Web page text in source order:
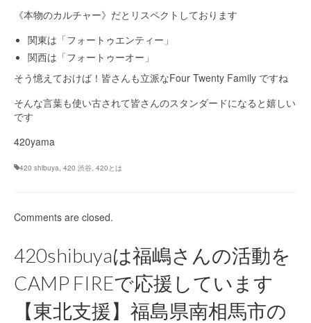
《本物のカルチャー》だとリスペクトしております
関東は「フォートゥエンティー」
関西は「フォートゥーオー」
そう憶えておけば！皆さんも立派なFour Twenty Family ですね
そんな言葉も使い古されて皆さんのスタンダードになると嬉しい
です
420yama
420 shibuya 420 渋谷 420とは
Comments are closed.
420shibuyaは福嶋さんの活動を
CAMP FIREで応援しています
【東北支援】福島県南相馬市の